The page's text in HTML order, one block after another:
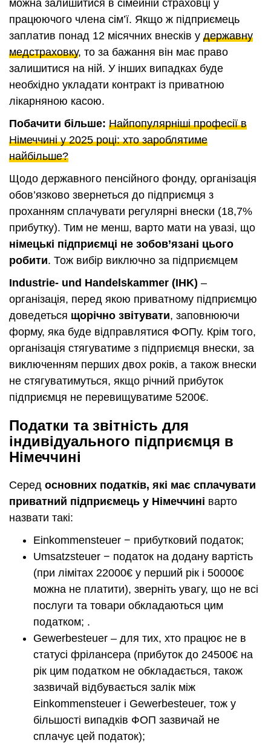
можна залишитися в сімейній страховці у
працюючого члена сім’ї. Якщо ж підприємець
заплатив понад 12 місячних внесків у державну
медстраховку, то за бажання він має право
залишитися на ній. У інших випадках буде
необхідно укладати контракт із приватною
лікарняною касою.
Побачити більше: Найпопулярніші професії в
Німеччині у 2025 році: хто зароблятиме
найбільше?
Щодо державного пенсійного фонду, організація
обов’язково звернеться до підприємця з
проханням сплачувати регулярні внески (18,7%
прибутку). Тим не менш, варто мати на увазі, що
німецькі підприємці не зобов’язані цього
робити. Тож вибір виключно за підприємцем
Industrie- und Handelskammer (IHK) –
організація, перед якою приватному підприємцю
доведеться щорічно звітувати, заповнюючи
форму, яка буде відправлятися ФОПу. Крім того,
організація стягуватиме з підприємця внески, за
виключенням перших двох років, а також внески
не стягуватимуться, якщо річний прибуток
підприємця не перевищуватиме 5200€.
Податки та звітність для
індивідуального підприємця в
Німеччині
Серед основних податків, які має сплачувати
приватний підприємець у Німеччині варто
назвати такі:
Einkommensteuer − прибутковий податок;
Umsatzsteuer − податок на додану вартість
(при лімітах 22000€ у перший рік і 50000€
можна не платити), зверніть увагу, що не всі
послуги та товари обкладаються цим
податком; .
Gewerbesteuer – для тих, хто працює не в
статусі фрілансера (прибуток до 24500€ на
рік цим податком не обкладається, також
зазвичай відбувається залік між
Einkommensteuer і Gewerbesteuer, тож у
більшості випадків ФОП зазвичай не
сплачує цей податок);